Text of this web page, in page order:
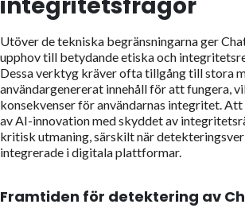
Utöver de tekniska begränsningarna ger
upphov till betydande etiska och
Dessa verktyg kräver ofta tillgång till stora
användargenererat innehåll för att fungera,
konsekvenser för användarnas integritet.
av AI-innovation med skyddet av
kritisk utmaning, särskilt när
integrerade i digitala plattformar.
Framtiden för detektering av